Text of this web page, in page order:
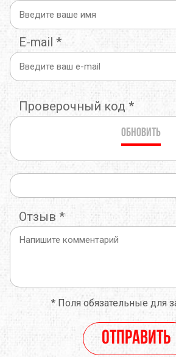
E-mail *
Проверочный код *
Обновить
Отзыв *
*Поля обязательные для
Отправить